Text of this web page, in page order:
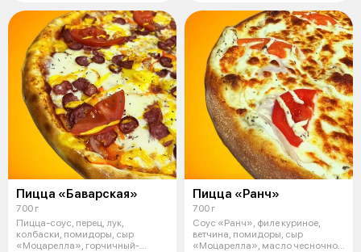
Пицца «Баварская»
700 г
Пицца-соус, перец, лук,
колбаски, помидоры, сыр
«Моцарелла», горчичный-
Пицца «Ранч»
700 г
Соус «Ранч», филе куриное,
ветчина, помидоры, сыр
«Моцарелла», масло чесночное,